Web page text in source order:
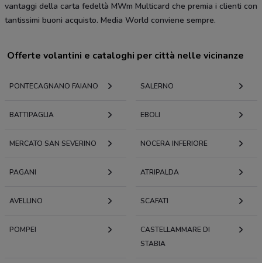
vantaggi della carta fedeltà MWm Multicard che premia i clienti con
tantissimi buoni acquisto. Media World conviene sempre.
Offerte volantini e cataloghi per città nelle vicinanze
PONTECAGNANO FAIANO SALERNO
BATTIPAGLIA EBOLI
MERCATO SAN SEVERINO NOCERA INFERIORE
PAGANI ATRIPALDA
AVELLINO SCAFATI
POMPEI
CASTELLAMMARE DI
STABIA